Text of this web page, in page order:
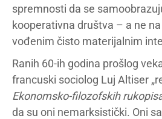
spremnosti da se
kooperativna društva – a ne
vođenim čisto materijalnim
Ranih 60-ih godina prošlog
francuski sociolog Luj Altiser
Ekonomsko-filozofskih
da su oni nemarksistički. Oni